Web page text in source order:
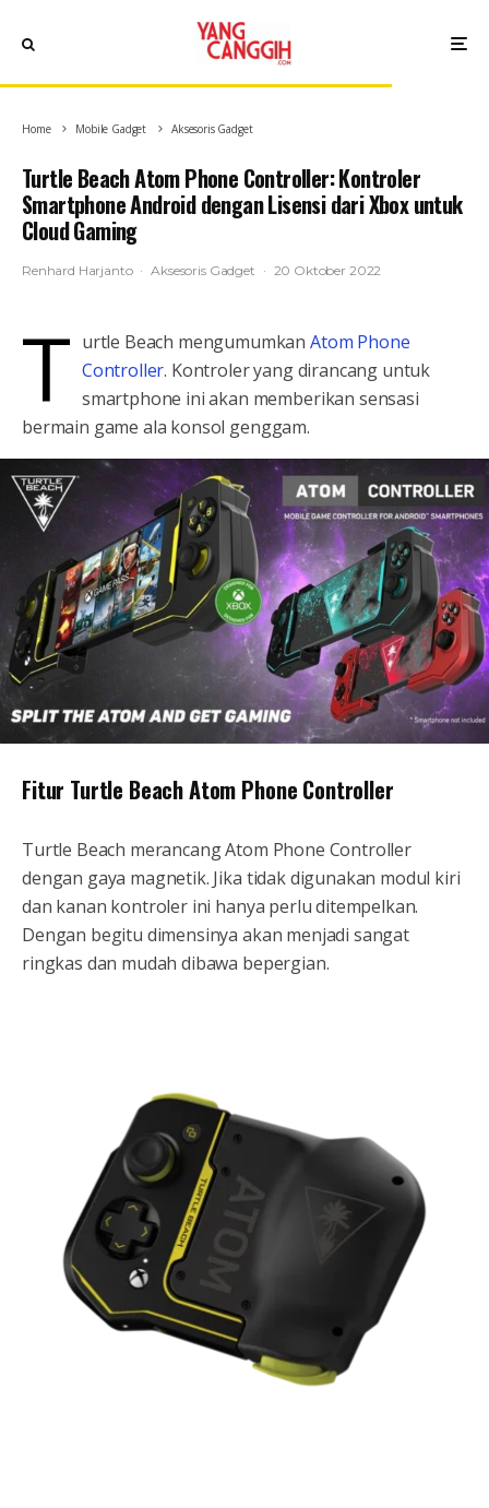
Home Mobile Gadget Aksesoris Gadget
Turtle Beach Atom Phone Controller: Kontroler
Smartphone Android dengan Lisensi dari Xbox untuk
Cloud Gaming
Renhard Harjanto · Aksesoris Gadget · 20 Oktober 2022
T urtle Beach mengumumkanAtom Phone
Controller. Kontroler yang dirancang untuk
smartphone ini akan memberikan sensasi
bermain game ala konsol genggam.
Fitur Turtle Beach Atom Phone Controller
Turtle Beach merancang Atom Phone Controller
dengan gaya magnetik. Jika tidak digunakan modul kiri
dan kanan kontroler ini hanya perlu ditempelkan.
Dengan begitu dimensinya akan menjadi sangat
ringkas dan mudah dibawa bepergian.